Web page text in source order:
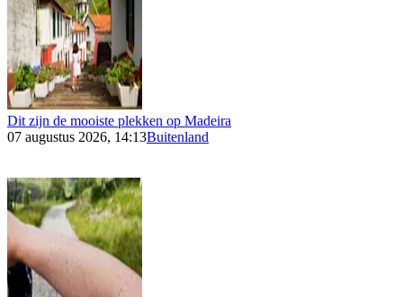
Dit zijn de mooiste plekken op Madeira
07 augustus 2026, 14:13Buitenland